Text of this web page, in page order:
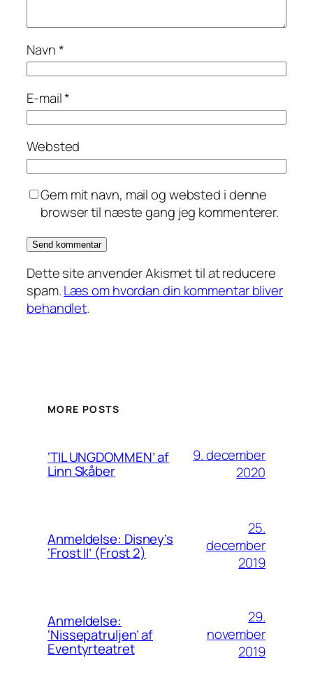
Navn*
E-mail*
Websted
Gem mit navn, mail og websted i denne
browser til næste gang jeg kommenterer.
Dette site anvender Akismet til at reducere
spam.Læs om hvordan din kommentar bliver
behandlet.
MORE POSTS
‘TIL UNGDOMMEN’ af
Linn Skåber
9. december
2020
Anmeldelse: Disney’s
‘Frost II’ (Frost 2)
25.
december
2019
Anmeldelse:
‘Nissepatruljen’ af
Eventyrteatret
29.
november
2019